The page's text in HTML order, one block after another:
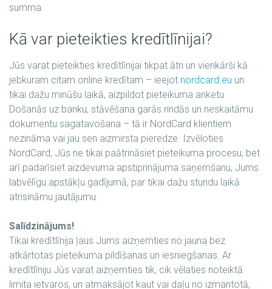
summa.
Kā var pieteikties kredītlīnijai?
Jūs varat pieteikties kredītlīnijai tikpat ātri un vienkārši kā
jebkuram citam online kredītam – ieejot nordcard.eu un
tikai dažu minūšu laikā, aizpildot pieteikuma anketu.
Došanās uz banku, stāvēšana garās rindās un neskaitāmu
dokumentu sagatavošana – tā ir NordCard klientiem
nezināma vai jau sen aizmirsta pieredze. Izvēloties
NordCard, Jūs ne tikai paātrināsiet pieteikuma procesu, bet
arī padarīsiet aizdevuma apstiprinājuma saņemšanu, Jums
labvēlīgu apstākļu gadījumā, par tikai dažu stundu laikā
atrisināmu jautājumu.
Salīdzinājums!
Tikai kredītlīnija ļaus Jums aizņemties no jauna bez
atkārtotas pieteikuma pildīšanas un iesniegšanas. Ar
kredītlīniju Jūs varat aizņemties tik, cik vēlaties noteiktā
limita ietvaros, un atmaksājot kaut vai daļu no izmantotā,